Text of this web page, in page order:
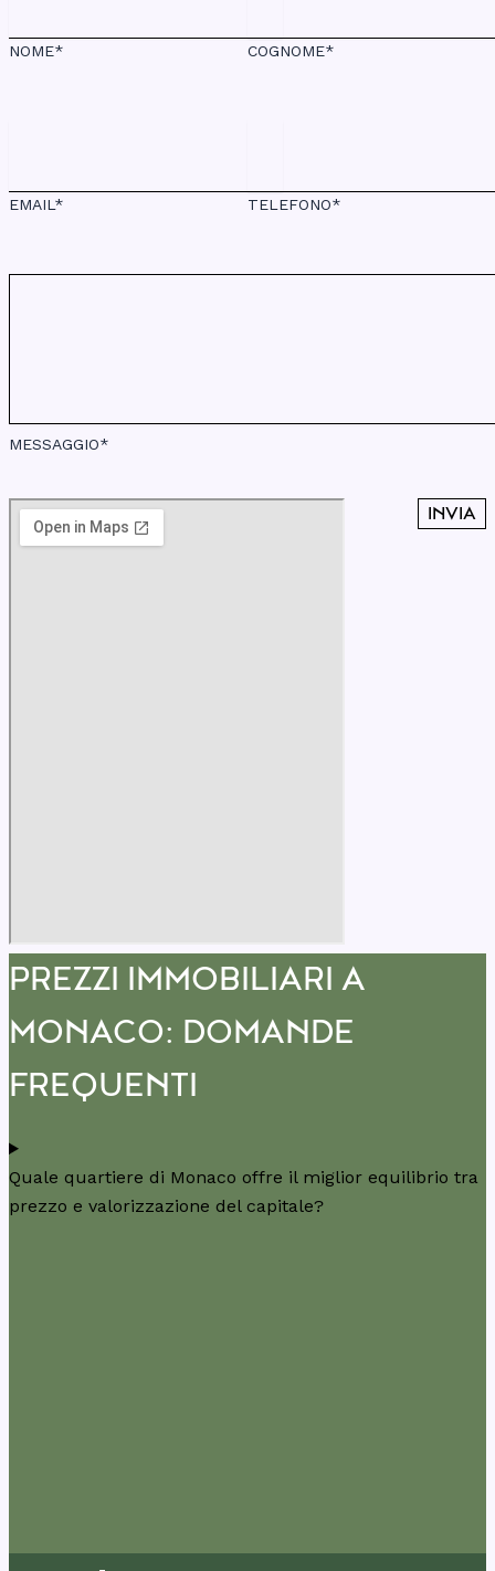
NOME* COGNOME*
EMAIL* TELEFONO*
MESSAGGIO*
PREZZI IMMOBILIARI A
MONACO: DOMANDE
FREQUENTI
Quale quartiere di Monaco offre il miglior equilibrio tra
prezzo e valorizzazione del capitale?